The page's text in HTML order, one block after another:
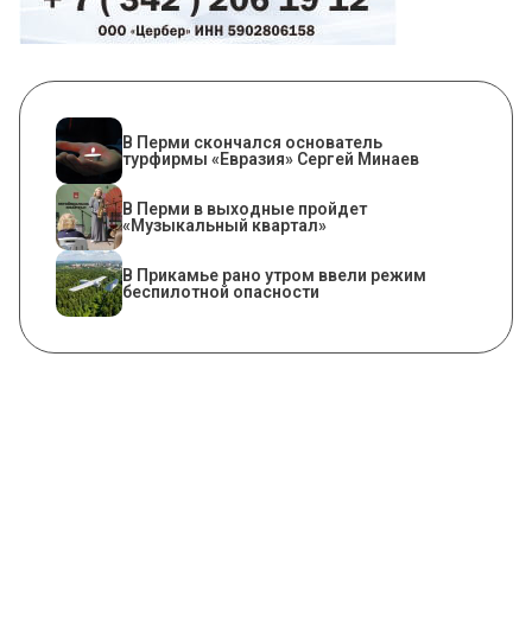
В Перми скончался основатель
турфирмы «Евразия» Сергей Минаев
В Перми в выходные пройдет
«Музыкальный квартал»
​В Прикамье рано утром ввели режим
беспилотной опасности